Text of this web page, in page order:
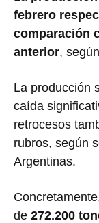
febrero
comparación
anterior,
La producción
caída
retrocesos
rubros, según
Argentinas.
de 272.200